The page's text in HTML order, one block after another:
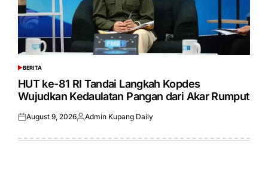
POSTED
IN
BERITA
HUT ke-81 RI Tandai Langkah Kopdes
Wujudkan Kedaulatan Pangan dari Akar Rumput
Posted
August 9, 2026Posted
Admin Kupang Daily